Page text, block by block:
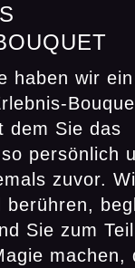
haben wir ein
dem Sie das
persönlich
zuvor.
berühren,
Sie zum
machen,